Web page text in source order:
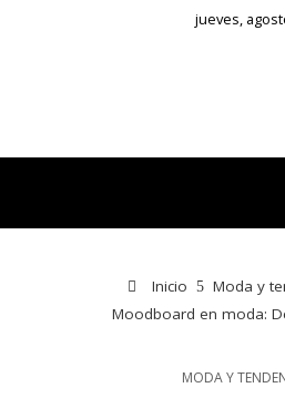
jueves,
Inicio
Moda y
Moodboard en moda:
MODA Y